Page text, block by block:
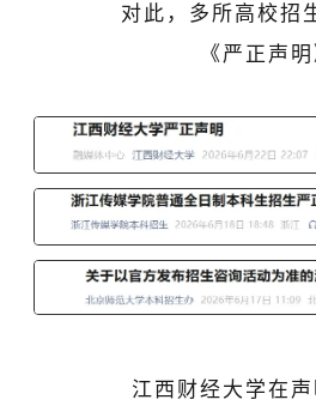
对此，多所高校招
《严正声明
江西财经大学在